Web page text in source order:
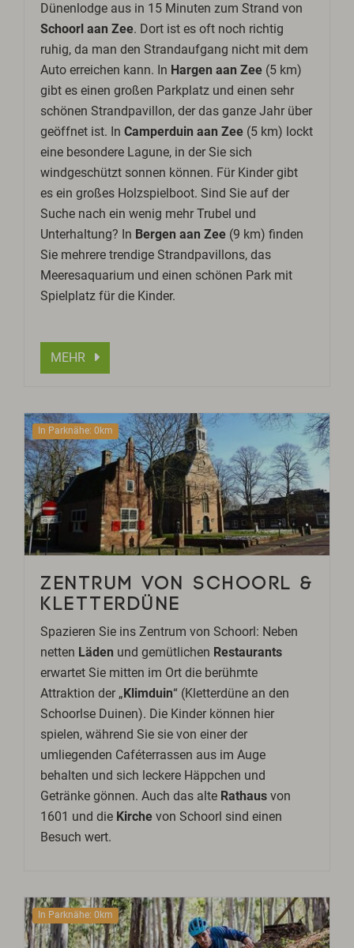
Dünenlodge aus in 15 Minuten zum Strand von
Schoorl aan Zee. Dort ist es oft noch richtig
ruhig, da man den Strandaufgang nicht mit dem
Auto erreichen kann. In Hargen aan Zee (5 km)
gibt es einen großen Parkplatz und einen sehr
schönen Strandpavillon, der das ganze Jahr über
geöffnet ist. InCamperduin aan Zee (5 km) lockt
eine besondere Lagune, in der Sie sich
windgeschützt sonnen können. Für Kinder gibt
es ein großes Holzspielboot. Sind Sie auf der
Suche nach ein wenig mehr Trubel und
Unterhaltung? In Bergen aan Zee (9 km) finden
Sie mehrere trendige Strandpavillons, das
Meeresaquarium und einen schönen Park mit
Spielplatz für die Kinder.
MEHR
In Parknähe: 0km
ZENTRUM VON SCHOORL &
KLETTERDÜNE
Spazieren Sie ins Zentrum von Schoorl: Neben
netten Läden und gemütlichen Restaurants
erwartet Sie mitten im Ort die berühmte
Attraktion der „ Klimduin“ (Kletterdüne an den
Schoorlse Duinen). Die Kinder können hier
spielen, während Sie sie von einer der
umliegenden Caféterrassen aus im Auge
behalten und sich leckere Häppchen und
Getränke gönnen. Auch das alte Rathaus von
1601 und die Kirche von Schoorl sind einen
Besuch wert.
In Parknähe: 0km